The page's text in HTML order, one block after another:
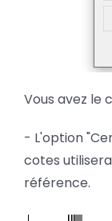
Vous avez le
- L'option
cotes
référence.